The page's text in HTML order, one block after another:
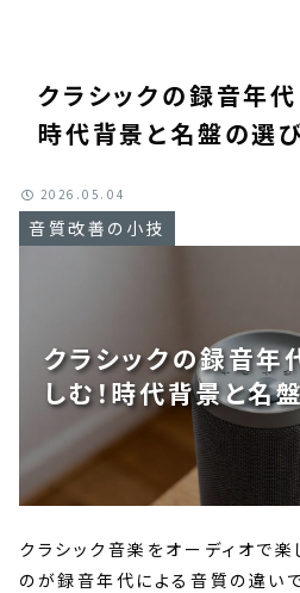
クラシックの録音年代
時代背景と名盤の選
クラシックの録音年
しむ！時代背景と名
音質改善の小技
2026.05.04
クラシック音楽をオーディオで
のが録音年代による音質の違い